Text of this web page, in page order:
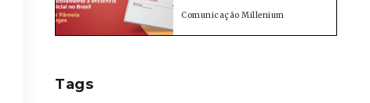
Comunicação Millenium
Tags